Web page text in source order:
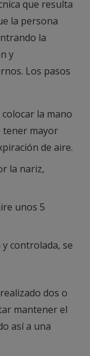
que resulta
la persona
la
y
Los pasos
la mano
tener mayor
de aire.
la nariz,
unos 5
controlada, se
dos o
mantener el
así a una